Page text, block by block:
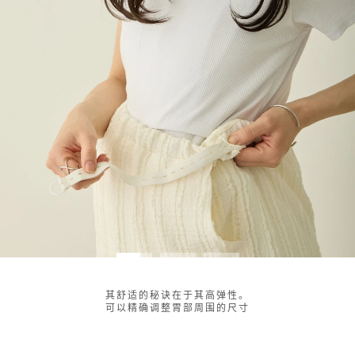
其舒适的秘诀在于其高弹性。
可以精确调整胃部周围的尺寸